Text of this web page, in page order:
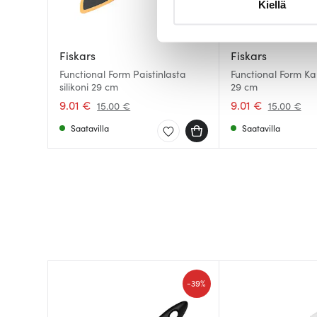
ja kävijämäärämme
kumppaneillemme tietoja
Kiellä
Fiskars
Functional Form Paistinlasta
silikoni 29 cm
9.01 € 15.00 €
Saatavilla
Fiskars
Functional Form
29 cm
9.01 € 15.00 €
Saatavilla
-39%